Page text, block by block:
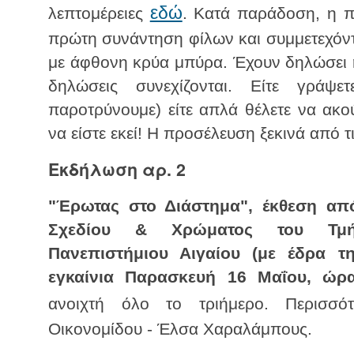
λεπτομέρειες εδώ. Κατά παράδοση, η
πρώτη συνάντηση φίλων και
με άφθονη κρύα μπύρα. Έχουν δηλώσει
δηλώσεις συνεχίζονται. Είτε
παροτρύνουμε) είτε απλά θέλετε να
να είστε εκεί! Η προσέλευση ξεκινά από
Εκδήλωση αρ. 2
"Έρωτας στο Διάστημα", έκθεση
Σχεδίου & Χρώματος του
Πανεπιστήμιου Αιγαίου (με έδρα
εγκαίνια Παρασκευή 16 Μαΐου,
ανοιχτή όλο το τριήμερο.
Οικονομίδου - Έλσα Χαραλάμπους.